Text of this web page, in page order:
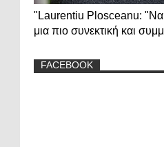
"Laurentiu Plosceanu: "Να
μια πιο συνεκτική και
FACEBOOK